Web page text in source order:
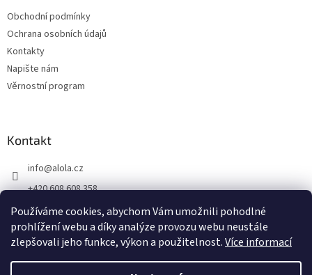
Používáme cookies, abychom Vám umožnili pohodlné
prohlížení webu a díky analýze provozu webu neustále
zlepšovali jeho funkce, výkon a použitelnost.Více informací
Obchodní podmínky
Ochrana osobních údajů
Kontakty
Napište nám
Věrnostní program
Kontakt
info@alola.cz
+420 608 608 358
https://www.facebook.com/alolaCZ
alola.cz/